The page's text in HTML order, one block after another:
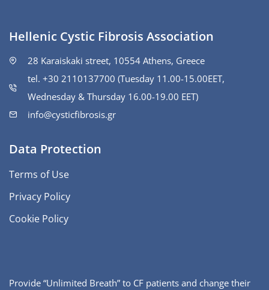
Hellenic Cystic Fibrosis Association
28 Karaiskaki street, 10554 Athens, Greece
tel. +30 2110137700 (Tuesday 11.00-15.00ΕΕΤ,
Wednesday & Thursday 16.00-19.00 EET)
info@cysticfibrosis.gr
Data Protection
Terms of Use
Privacy Policy
Cookie Policy
Provide “Unlimited Breath” to CF patients and change their